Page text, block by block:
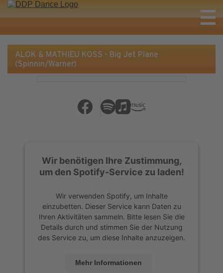
ALOK & MATHIEU KOSS - Big Jet Plane
(Spinnin/Warner)
Wir benötigen Ihre Zustimmung,
um den Spotify-Service zu laden!
Wir verwenden Spotify, um Inhalte
einzubetten. Dieser Service kann Daten zu
Ihren Aktivitäten sammeln. Bitte lesen Sie die
Details durch und stimmen Sie der Nutzung
des Service zu, um diese Inhalte anzuzeigen.
Mehr Informationen